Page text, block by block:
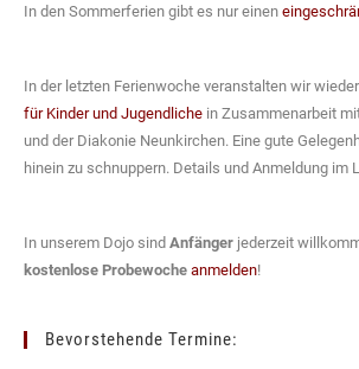
In den Sommerferien gibt es nur einen
In der letzten Ferienwoche veranstalten wir
für Kinder und Jugendliche in Zusammenarbeit
und der Diakonie Neunkirchen. Eine gute
hinein zu schnuppern. Details und Anmeldung im
In unserem Dojo sind Anfänger jederzeit
kostenlose Probewoche anmelden!
Bevorstehende Termine: